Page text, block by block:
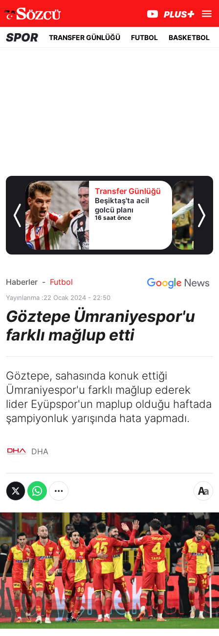
SPOR TRANSFER GÜNLÜĞÜ FUTBOL BASKETBOL
Transfer Günlüğü
Beşiktaş'ta acil
golcü planı
16 saat önce
Haberler - Futbol
Yayınlanma :22 Ocak 2024 - 22:50
Göztepe Ümraniyespor'u
farklı mağlup etti
Göztepe, sahasında konuk ettiği
Ümraniyespor'u farklı mağlup ederek
lider Eyüpspor'un maplup olduğu haftada
şampiyonluk yarışında hata yapmadı.
DHA